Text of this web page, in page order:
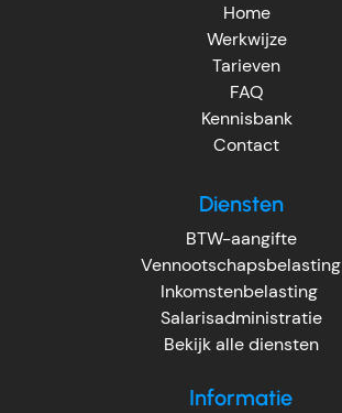
Home
Werkwijze
Tarieven
FAQ
Kennisbank
Contact
Diensten
BTW-aangifte
Vennootschapsbelasting
Inkomstenbelasting
Salarisadministratie
Bekijk alle diensten
Informatie